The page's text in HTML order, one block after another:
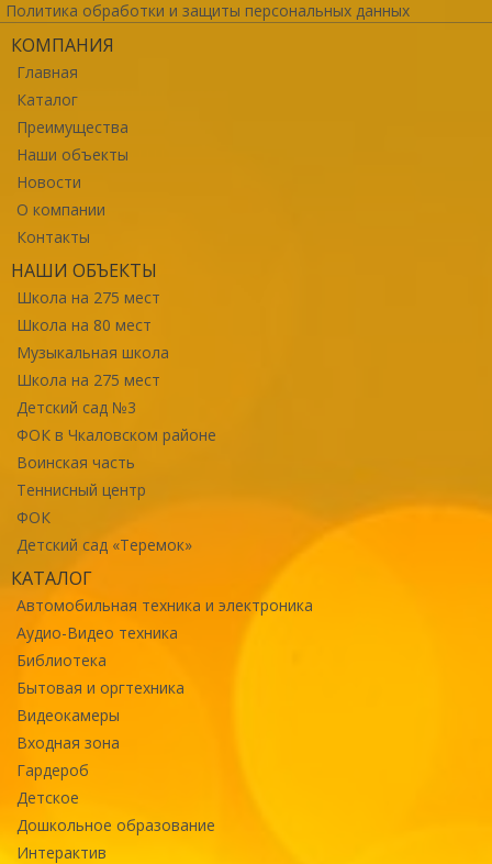
Политика обработки и защиты персональных данных
КОМПАНИЯ
Главная
Каталог
Преимущества
Наши объекты
Новости
О компании
Контакты
НАШИ ОБЪЕКТЫ
Школа на 275 мест
Школа на 80 мест
Музыкальная школа
Школа на 275 мест
Детский сад №3
ФОК в Чкаловском районе
Воинская часть
Теннисный центр
ФОК
Детский сад «Теремок»
КАТАЛОГ
Автомобильная техника и электроника
Аудио-Видео техника
Библиотека
Бытовая и оргтехника
Видеокамеры
Входная зона
Гардероб
Детское
Дошкольное образование
Интерактив